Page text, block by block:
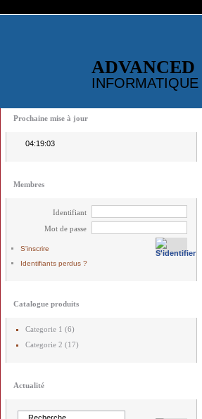
ADVANCED
INFORMATIQUE
Prochaine mise à jour
04:19:03
Membres
Identifiant
Mot de passe
S'inscrire
Identifiants perdus ?
Catalogue produits
Categorie 1 (6)
Categorie 2 (17)
Actualité